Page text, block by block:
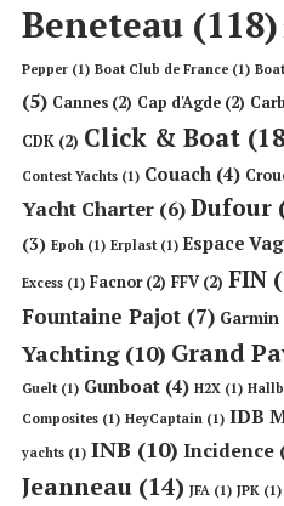
Beneteau (118)
Pepper (1) Boat Club de France (1)
(5) Cannes (2) Cap d'Agde (2)
CDK (2) Click & Boat
Contest Yachts (1) Couach (4)
Yacht Charter (6)Dufour
(3) Epoh (1) Erplast(1) Espace Vag
Excess (1) Facnor(2) FFV (2) FIN
Fountaine Pajot (7) Garmin
Yachting(10) Grand
Guelt(1) Gunboat (4) H2X (1)
Composites (1) HeyCaptain (1) IDB
yachts (1) INB (10) Incidence
Jeanneau (14) JFA (1) JPK (1)